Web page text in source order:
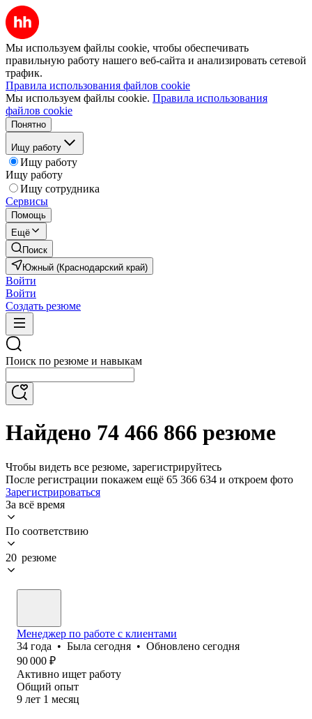
Мы используем файлы cookie, чтобы обеспечивать
правильную работу нашего веб-сайта и анализировать сетевой
трафик.
Правила использования файлов cookie
Мы используем файлы cookie. Правила использования
файлов cookie
Понятно
Ищу работу
Ищу работу
Ищу работу
Ищу сотрудника
Сервисы
Помощь
Ещё
Поиск
Южный (Краснодарский край)
Войти
Войти
Создать резюме
Поиск по резюме и навыкам
Найдено 74 466 866 резюме
Чтобы видеть все резюме, зарегистрируйтесь
После регистрации покажем ещё 65 366 634 и откроем фото
Зарегистрироваться
За всё время
По соответствию
20 резюме
Менеджер по работе с клиентами
34 года • Была сегодня • Обновлено сегодня
90 000 ₽
Активно ищет работу
Общий опыт
9 лет 1 месяц